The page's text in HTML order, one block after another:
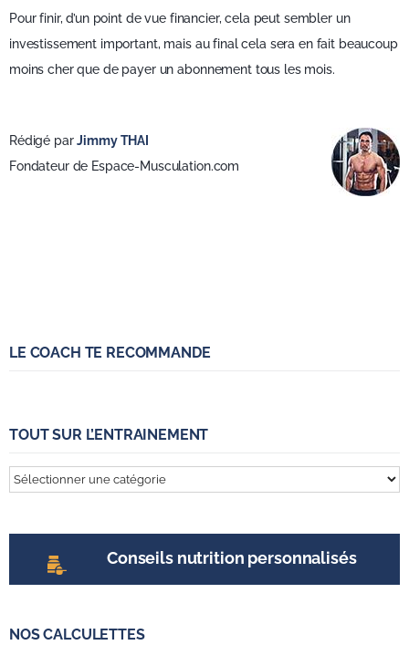
Pour finir, d’un point de vue financier, cela peut sembler un
investissement important, mais au final cela sera en fait beaucoup
moins cher que de payer un abonnement tous les mois.
Rédigé parJimmy THAI
Fondateur de Espace-Musculation.com
LE COACH TE RECOMMANDE
TOUT SUR L’ENTRAINEMENT
Tout
sur
Conseils nutrition personnalisés
NOS CALCULETTES